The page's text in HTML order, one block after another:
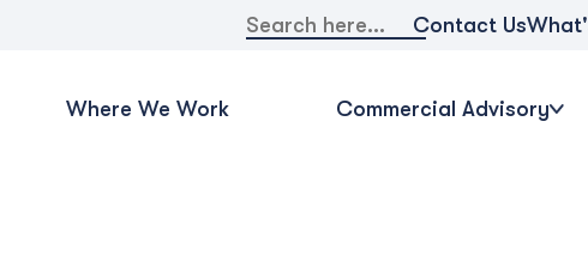
Search
for:
Contact Us
Where We Work Commercial Advisory